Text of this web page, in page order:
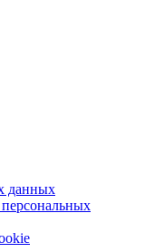
данных